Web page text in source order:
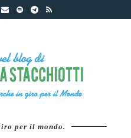
per il mondo.